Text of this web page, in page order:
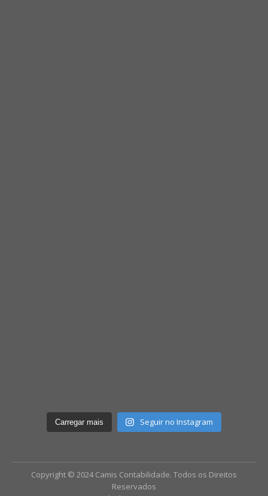
Carregar mais Seguir no Instagram
Copyright © 2024 Camis Contabilidade. Todos os Direitos
Reservados